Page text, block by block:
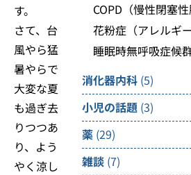
す。
さて、台
風やら猛
暑やらで
大変な夏
も過ぎ去
りつつあ
り、よう
やく涼し
COPD（慢性閉塞性
花粉症（アレルギ
睡眠時無呼吸症候
消化器内科 (5)
小児の話題 (3)
薬 (29)
雑談 (7)